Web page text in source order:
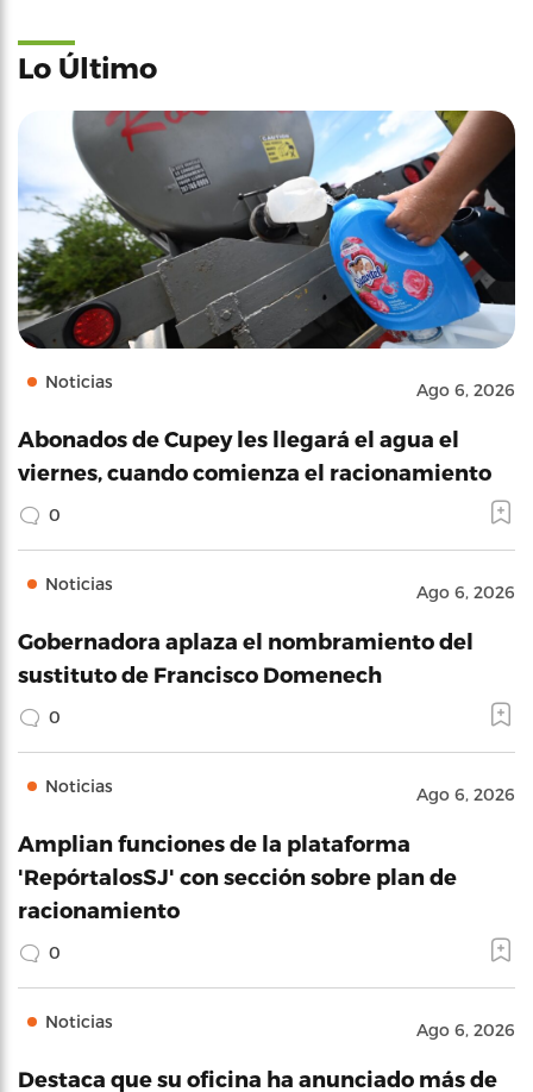
Lo Último
Noticias Ago 6, 2026
Abonados de Cupey les llegará el agua el
viernes, cuando comienza el racionamiento
0
Noticias Ago 6, 2026
Gobernadora aplaza el nombramiento del
sustituto de Francisco Domenech
0
Noticias Ago 6, 2026
Amplian funciones de la plataforma
'RepórtalosSJ' con sección sobre plan de
racionamiento
0
Noticias Ago 6, 2026
Destaca que su oficina ha anunciado más de